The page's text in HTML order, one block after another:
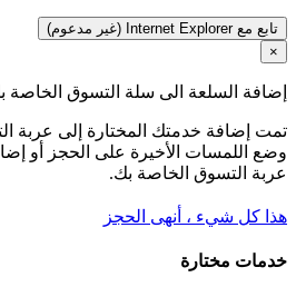
تابع مع Internet Explorer (غير مدعوم)
×
إضافة السلعة الى سلة التسوق الخاصة
تمت إضافة خدمتك المختارة إلى عربة
وضع اللمسات الأخيرة على الحجز أو
عربة التسوق الخاصة بك.
هذا كل شيء ، أنهى الحجز
خدمات مختارة